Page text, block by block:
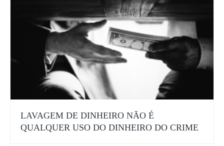
LAVAGEM DE DINHEIRO NÃO É
QUALQUER USO DO DINHEIRO DO CRIME